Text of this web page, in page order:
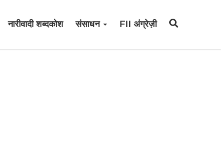
नारीवादी शब्दकोश संसाधन FII अंग्रेज़ी